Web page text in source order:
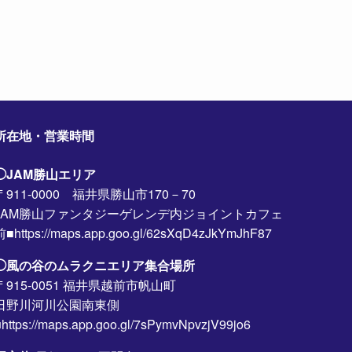
在地・営業時間
勝山エリア
911-0000 福井県勝山市170－70
勝山ファンタジーゲレンデ内ジョイントカフェ
■https://maps.app.goo.gl/62sXqD4zJkYmJhF87
の谷のムラクニエリア集合場所
915-0051 福井県越前市帆山町
野川河川公園南東側
maps.app.goo.gl/7sPymvNpvzjV99jo6